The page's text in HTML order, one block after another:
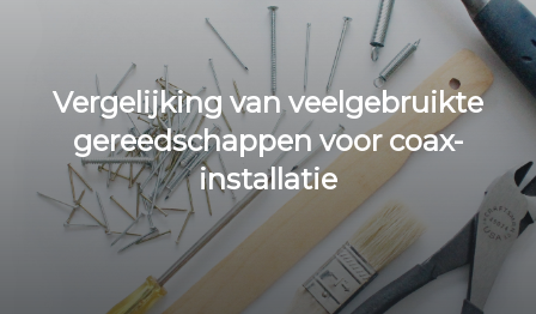
Vergelijking van veelgebruikte
gereedschappen voor coax-
installatie